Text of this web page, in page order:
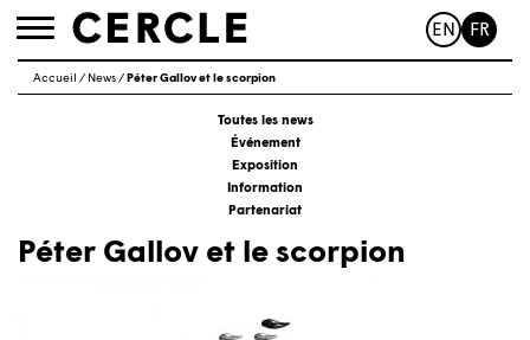
Toggle
EN FR
Accueil / News/ Péter Gallov et le scorpion
Toutes les news
Événement
Exposition
Information
Partenariat
Péter Gallov et le scorpion